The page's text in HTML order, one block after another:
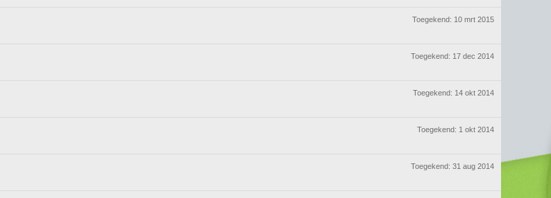
Toegekend: 10 mrt 2015
Toegekend: 17 dec 2014
Toegekend: 14 okt 2014
Toegekend: 1 okt 2014
Toegekend: 31 aug 2014